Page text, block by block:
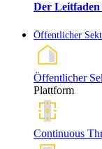
Der Leitfaden
Öffentlicher
Öffentlicher
Plattform
Continuous